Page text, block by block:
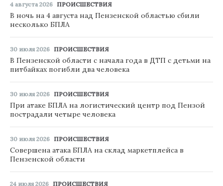
4 августа 2026 ПРОИСШЕСТВИЯ
В ночь на 4 августа над Пензенской областью сбили
несколько БПЛА
30 июля 2026 ПРОИСШЕСТВИЯ
В Пензенской области с начала года в ДТП с детьми на
питбайках погибли два человека
30 июля 2026 ПРОИСШЕСТВИЯ
При атаке БПЛА на логистический центр под Пензой
пострадали четыре человека
30 июля 2026 ПРОИСШЕСТВИЯ
Совершена атака БПЛА на склад маркетплейса в
Пензенской области
24 июля 2026 ПРОИСШЕСТВИЯ